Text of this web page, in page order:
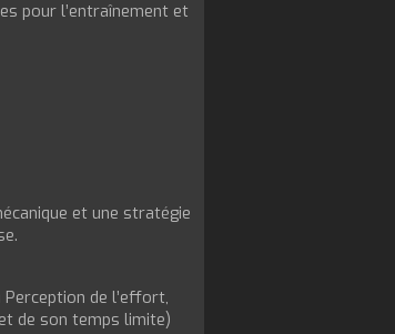
pour l’entraînement et
et une stratégie
de l’effort,
de son temps limite)